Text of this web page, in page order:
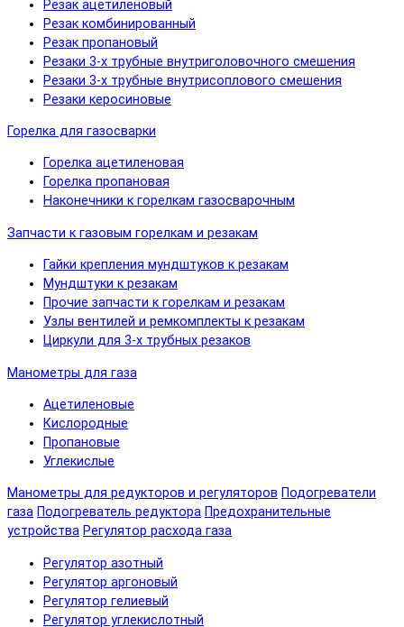
Резак ацетиленовый
Резак комбинированный
Резак пропановый
Резаки 3-х трубные внутриголовочного смешения
Резаки 3-х трубные внутрисоплового смешения
Резаки керосиновые
Горелка для газосварки
Горелка ацетиленовая
Горелка пропановая
Наконечники к горелкам газосварочным
Запчасти к газовым горелкам и резакам
Гайки крепления мундштуков к резакам
Мундштуки к резакам
Прочие запчасти к горелкам и резакам
Узлы вентилей и ремкомплекты к резакам
Циркули для 3-х трубных резаков
Манометры для газа
Ацетиленовые
Кислородные
Пропановые
Углекислые
Манометры для редукторов и регуляторов Подогреватели
газа Подогреватель редуктора Предохранительные
устройства Регулятор расхода газа
Регулятор азотный
Регулятор аргоновый
Регулятор гелиевый
Регулятор углекислотный